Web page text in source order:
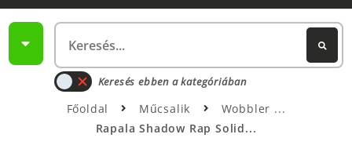
Keresés ebben a kategóriában
Főoldal Műcsalik
Wobbler
Rapala Shadow Rap Solid...